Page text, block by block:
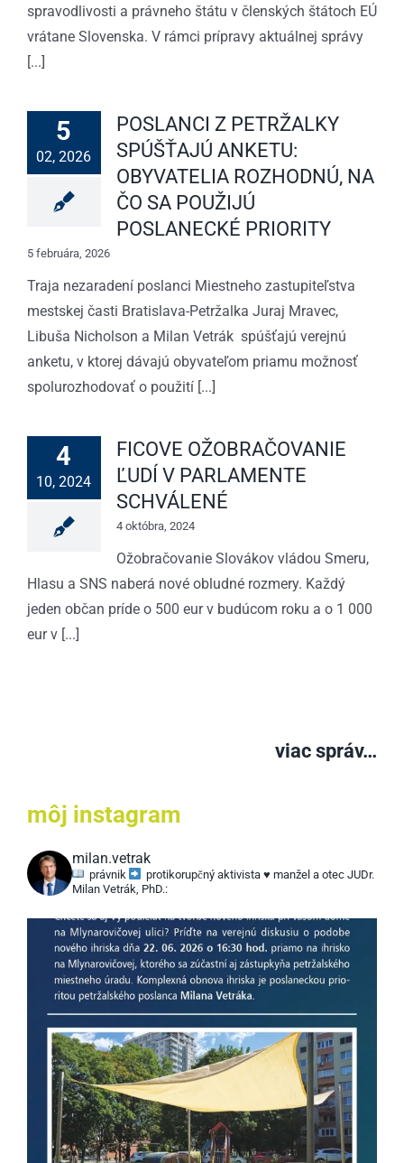
spravodlivosti a právneho štátu v členských štátoch EÚ
vrátane Slovenska. V rámci prípravy aktuálnej správy
[...]
5
02, 2026
POSLANCI Z PETRŽALKY
SPÚŠŤAJÚ ANKETU:
OBYVATELIA ROZHODNÚ, NA
ČO SA POUŽIJÚ
POSLANECKÉ PRIORITY
5 februára, 2026
Traja nezaradení poslanci Miestneho zastupiteľstva
mestskej časti Bratislava-Petržalka Juraj Mravec,
Libuša Nicholson a Milan Vetrák spúšťajú verejnú
anketu, v ktorej dávajú obyvateľom priamu možnosť
spolurozhodovať o použití [...]
4
10, 2024
FICOVE OŽOBRAČOVANIE
ĽUDÍ V PARLAMENTE
SCHVÁLENÉ
4 októbra, 2024
Ožobračovanie Slovákov vládou Smeru,
Hlasu a SNS naberá nové obludné rozmery. Každý
jeden občan príde o 500 eur v budúcom roku a o 1 000
eur v [...]
viac správ…
môj instagram
milan.vetrak
právnik protikorupčný aktivista♥️ manžel a otecJUDr.
Milan Vetrák, PhD.: